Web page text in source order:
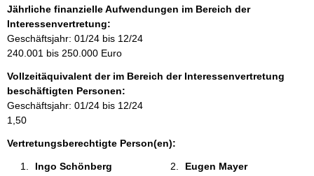
o
r
m
a
i
o
n
e
n
Jährliche finanzielle Aufwendungen im Bereich der
Interessenvertretung:
Geschäftsjahr: 01/24 bis 12/24
240.001 bis 250.000 Euro
Vollzeitäquivalent der im Bereich der Interessenvertretung
beschäftigten Personen:
Geschäftsjahr: 01/24 bis 12/24
1,50
Vertretungsberechtigte Person(en):
Ingo Schönberg
Eugen Mayer